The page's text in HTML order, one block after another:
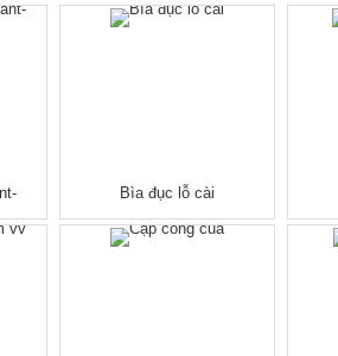
Bìa đục lỗ cài